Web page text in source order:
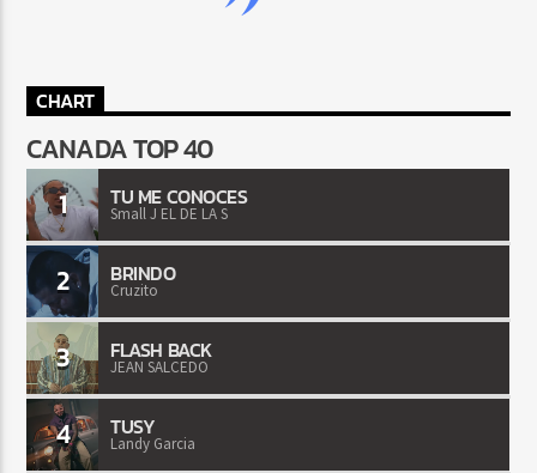
CHART
CANADA TOP 40
1 TU ME CONOCES
Small J EL DE LA S
2 BRINDO
Cruzito
3 FLASH BACK
JEAN SALCEDO
4 TUSY
Landy Garcia